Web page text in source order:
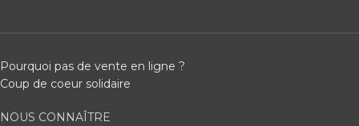
Pourquoi pas de vente en ligne ?
Coup de coeur solidaire
NOUS CONNAÎTRE